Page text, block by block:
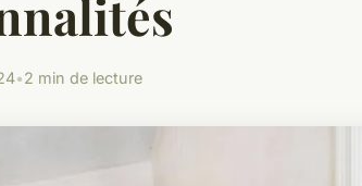
•2 min de lecture